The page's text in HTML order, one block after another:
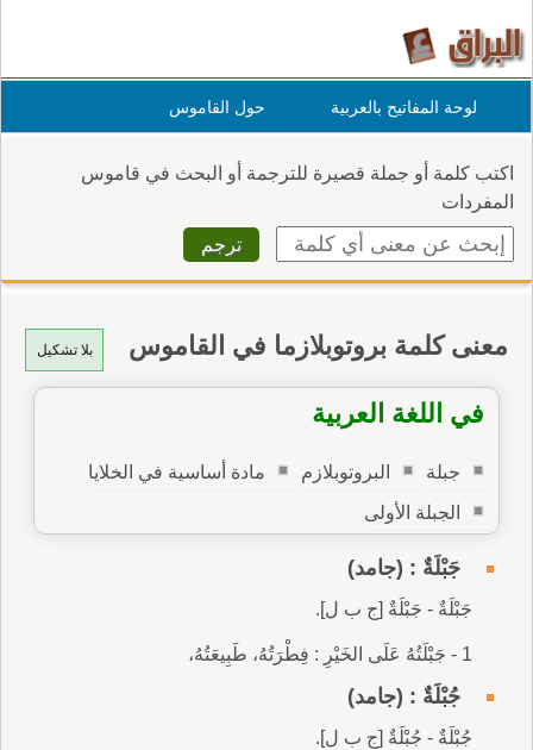
لوحة المفاتيح بالعربية حول القاموس
اكتب كلمة أو جملة قصيرة للترجمة أو البحث في قاموس
المفردات
بلا تشكيل معنى كلمة بروتوبلازما في القاموس
في اللغة العربية
جبلة البروتوبلازم
مادة أساسية في الخلايا
الجبلة الأولى
جَبْلَةٌ : (جامد)
جَبْلَةٌ - جَبْلَةٌ [ج ب ل].
1 - جَبْلَتُهُ عَلَى الخَيْرِ : فِطْرَتُهُ، طَبِيعَتُهُ،
جُبْلَةٌ : (جامد)
جُبْلَةٌ - جُبْلَةٌ [ج ب ل].